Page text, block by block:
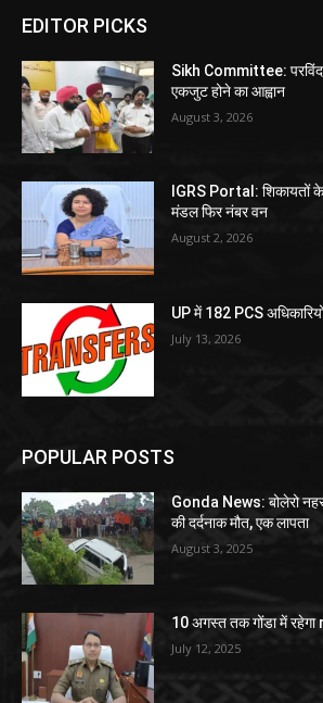
EDITOR PICKS
Sikh Committee:
एकजुट होने का आह्वान
August 3, 2026
IGRS Portal: शिकायतों के
मंडल फिर नंबर वन
August 2, 2026
UP में 182 PCS
July 13, 2026
POPULAR POSTS
Gonda News: बोलेरो
की दर्दनाक मौत, एक लापता
August 3, 2025
10 अगस्त तक गोंडा में
July 12, 2025